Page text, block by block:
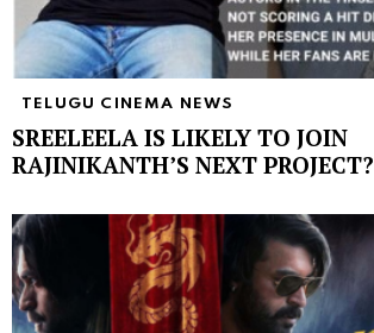
TELUGU CINEMA NEWS
SREELEELA IS LIKELY TO JOIN
RAJINIKANTH’S NEXT PROJECT?